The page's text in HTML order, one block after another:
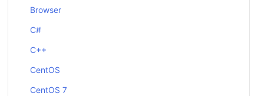
Browser
C#
C++
CentOS
CentOS 7